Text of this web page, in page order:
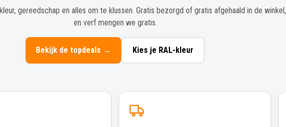
gereedschap en alles om te klussen. Gratis bezorgd of gratis afgehaald in de winkel,
en verf mengen we gratis.
Bekijk de topdeals → Kies je RAL-kleur